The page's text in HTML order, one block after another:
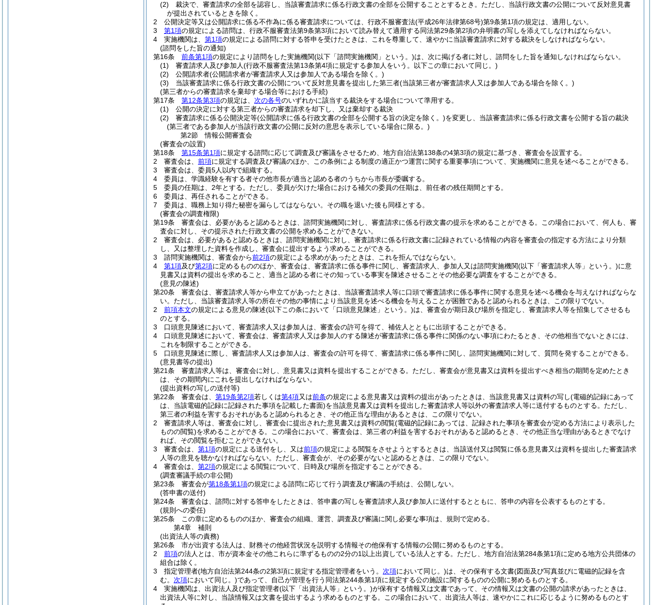
(2)
裁決で、審査請求の全部を認容し、当該審査請求に係る行政文書の全部を公開することとするとき。 ただし、当該行政文書の公開について反対意見書
が提出されているときを除く。
2
公開決定等又は公開請求に係る不作為に係る審査請求については、行政不服審査法(平成26年法律第68号)第9条第1項の規定は、適用しない。
3
第1項の規定による諮問は、行政不服審査法第9条第3項において読み替えて適用する同法第29条第2項の弁明書の写しを添えてしなければならない。
4
実施機関は、 第1項の規定による諮問に対する答申を受けたときは、これを尊重して、速やかに当該審査請求に対する裁決をしなければならない。
(諮問をした旨の通知)
第16条
前条第1項の規定により諮問をした実施機関(以下「諮問実施機関」という。)は、次に掲げる者に対し、諮問をした旨を通知しなければならない。
(1)
審査請求人及び参加人(行政不服審査法第13条第4項に規定する参加人をいう。以下この章において同じ。)
(2)
公開請求者(公開請求者が審査請求人又は参加人である場合を除く。)
(3)
当該審査請求に係る行政文書の公開について反対意見書を提出した第三者(当該第三者が審査請求人又は参加人である場合を除く。)
(第三者からの審査請求を棄却する場合等における手続)
第17条
第12条第3項の規定は、 次の各号のいずれかに該当する裁決をする場合について準用する。
(1)
公開の決定に対する第三者からの審査請求を却下し、又は棄却する裁決
(2)
審査請求に係る公開決定等(公開請求に係る行政文書の全部を公開する旨の決定を除く。)を変更し、当該審査請求に係る行政文書を公開する旨の裁決
(第三者である参加人が当該行政文書の公開に反対の意思を表示している場合に限る。)
第2節
情報公開審査会
(審査会の設置)
第18条
第15条第1項に規定する諮問に応じて調査及び審議をさせるため、地方自治法第138条の4第3項の規定に基づき、審査会を設置する。
2
審査会は、 前項に規定する調査及び審議のほか、この条例による制度の適正かつ運営に関する重要事項について、実施機関に意見を述べることができる。
3
審査会は、委員5人以内で組織する。
4
委員は、学識経験を有する者その他市長が適当と認める者のうちから市長が委嘱する。
5
委員の任期は、2年とする。 ただし、委員が欠けた場合における補欠の委員の任期は、前任者の残任期間とする。
6
委員は、再任されることができる。
7
委員は、職務上知り得た秘密を漏らしてはならない。 その職を退いた後も同様とする。
(審査会の調査権限)
第19条
審査会は、必要があると認めるときは、諮問実施機関に対し、審査請求に係る行政文書の提示を求めることができる。
この場合において、何人も、審
査会に対し、その提示された行政文書の公開を求めることができない。
2
審査会は、必要があると認めるときは、諮問実施機関に対し、審査請求に係る行政文書に記録されている情報の内容を審査会の指定する方法により分類
し、又は整埋した資料を作成し、審査会に提出するよう求めることができる。
3
諮問実施機関は、審査会から前2項の規定による求めがあったときは、これを拒んではならない。
4
第1項及び第2項に定めるもののほか、審査会は、審査請求に係る事件に関し、審査請求人、参加人又は諮問実施機関(以下「審査請求人等」という。)に意
見書又は資料の提出を求めること、適当と認める者にその知っている事実を陳述させることその他必要な調査をすることができる。
(意見の陳述)
第20条
審査会は、審査請求人等から申立てがあったときは、当該審査請求人等に口頭で審査請求に係る事件に関する意見を述べる機会を与えなければならな
い。 ただし、当該審査請求人等の所在その他の事情により当該意見を述べる機会を与えることが困難であると認められるときは、この限りでない。
2
前項本文の規定による意見の陳述(以下この条において「口頭意見陳述」という。)は、審査会が期日及び場所を指定し、審査請求人等を招集してさせるも
のとする。
3
口頭意見陳述において、審査請求人又は参加人は、審査会の許可を得て、補佐人とともに出頭することができる。
4
口頭意見陳述において、審査会は、審査請求人又は参加人のする陳述が審査請求に係る事件に関係のない事項にわたるとき、その他相当でないときには、
これを制限することができる。
5
口頭意見陳述に際し、審査請求人又は参加人は、審査会の許可を得て、審査請求に係る事件に関し、諮問実施機関に対して、質問を発することができる。
(意見書等の提出)
第21条
審査請求人等は、審査会に対し、意見書又は資料を提出することができる。 ただし、審査会が意見書又は資料を提出すべき相当の期間を定めたとき
は、その期間内にこれを提出しなければならない。
(提出資料の写しの送付等)
第22条
審査会は、 第19条第2項若しくは第4項又は前条の規定による意見書又は資料の提出があったときは、当該意見書又は資料の写し(電磁的記録にあって
は、当該電磁的記録に記録された事項を記載した書面)を当該意見書又は資料を提出した審査請求人等以外の審査請求人等に送付するものとする。 ただし、
第三者の利益を害するおそれがあると認められるとき、その他正当な理由があるときは、この限りでない。
2
審査請求人等は、審査会に対し、審査会に提出された意見書又は資料の閲覧(電磁的記録にあっては、記録された事項を審査会が定める方法により表示した
ものの閲覧)を求めることができる。
この場合において、審査会は、第三者の利益を害するおそれがあると認めるとき、その他正当な理由があるときでなけ
れば、その閲覧を拒むことができない。
3
審査会は、 第1項の規定による送付をし、又は前項の規定による閲覧をさせようとするときは、当該送付又は閲覧に係る意見書又は資料を提出した審査請求
人等の意見を聴かなければならない。 ただし、審査会が、その必要がないと認めるときは、この限りでない。
4
審査会は、 第2項の規定による閲覧について、日時及び場所を指定することができる。
(調査審議手続の非公開)
第23条
審査会が第18条第1項の規定による諮問に応じて行う調査及び審議の手続は、公開しない。
(答申書の送付)
第24条
審査会は、諮問に対する答申をしたときは、答申書の写しを審査請求人及び参加人に送付するとともに、答申の内容を公表するものとする。
(規則への委任)
第25条
この章に定めるもののほか、審査会の組織、運営、調査及び審議に関し必要な事項は、規則で定める。
第4章
補則
(出資法人等の責務)
第26条
市が出資する法人は、財務その他経営状況を説明する情報その他保有する情報の公開に努めるものとする。
2
前項の法人とは、市が資本金その他これらに準ずるものの2分の1以上出資している法人とする。 ただし、地方自治法第284条第1項に定める地方公共団体の
組合は除く。
3
指定管理者(地方自治法第244条の2第3項に規定する指定管理者をいう。 次項において同じ。)は、その保有する文書(図面及び写真並びに電磁的記録を含
む。 次項において同じ。)であって、自己が管理を行う同法第244条第1項に規定する公の施設に関するものの公開に努めるものとする。
4
実施機関は、出資法人及び指定管理者(以下「出資法人等」という。)が保有する情報又は文書であって、その情報又は文書の公開の請求があったときは、
出資法人等に対し、当該情報又は文書を提出するよう求めるものとする。
この場合において、出資法人等は、速やかにこれに応じるように努めるものとす